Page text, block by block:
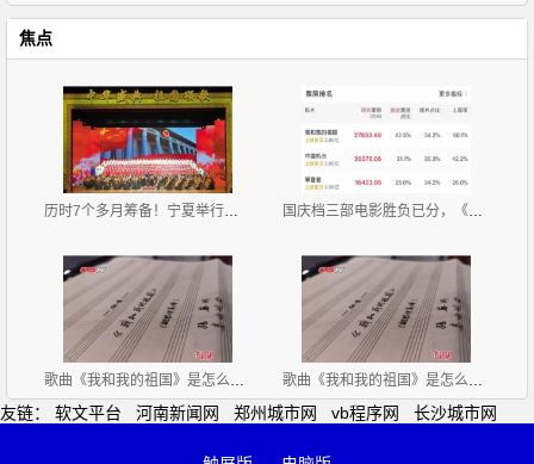
焦点
历时7个多月筹备！宁夏举行庆祝中华人民共和国成立70 国庆档三部电影胜负已分，《攀登者》垫底，出品方市值
歌曲《我和我的祖国》是怎么创作出来的？ 歌曲《我和我的祖国》是怎么创作出来的？
友链： 软文平台 河南新闻网 郑州城市网 vb程序网 长沙城市网